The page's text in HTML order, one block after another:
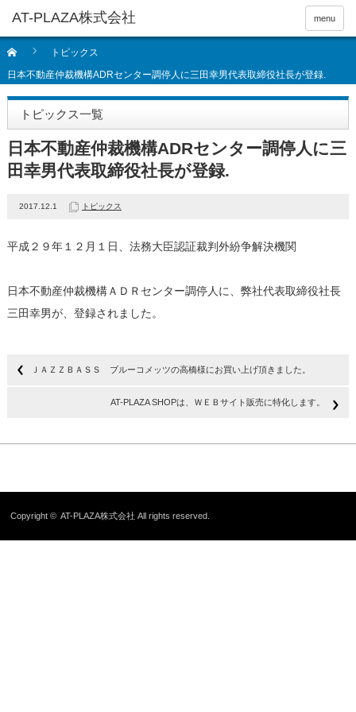
menu
トピックス
日本不動産仲裁機構ADRセンター調停人に三田幸男代表取締役社長が登録.
トピックス一覧
日本不動産仲裁機構ADRセンター調停人に三
田幸男代表取締役社長が登録.
2017.12.1 トピックス
平成２９年１２月１日、法務大臣認証裁判外紛争解決機関
日本不動産仲裁機構ＡＤＲセンター調停人に、弊社代表取締役社長
三田幸男が、登録されました。
ＪＡＺＺＢＡＳＳ ブルーコメッツの高橋様にお買い上げ頂きました。
AT-PLAZA SHOPは、ＷＥＢサイト販売に特化します。
Copyright ©AT-PLAZA株式会社 All rights reserved.